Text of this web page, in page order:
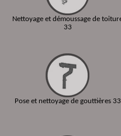
Nettoyage et démoussage de
33
Pose et nettoyage de gouttières 33